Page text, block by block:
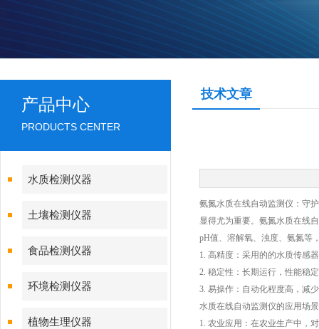
产品中心
PRODUCTS CENTER
水质检测仪器
土壤检测仪器
食品检测仪器
环境检测仪器
植物生理仪器
技术文章
氨氮水质在线自动监测仪：守
显得尤为重要。氨氮水质在线
pH值、溶解氧、浊度、氨氮等
1. 高精度：采用的的水质传感
2. 稳定性：长期运行，性能稳
3. 易操作：自动化程度高，减
水质在线自动监测仪的应用场
1. 农业应用：在农业生产中，